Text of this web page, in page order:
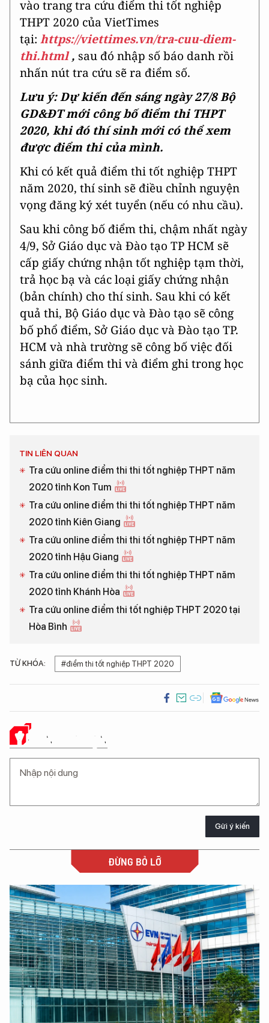
vào trang tra cứu điểm thi tốt nghiệp
THPT 2020 của VietTimes
tại: https://viettimes.vn/tra-cuu-diem-
thi.html, sau đó nhập số báo danh rồi
nhấn nút tra cứu sẽ ra điểm số.
Lưu ý: Dự kiến đến sáng ngày 27/8 Bộ
GD&ĐT mới công bố điểm thi THPT
2020, khi đó thí sinh mới có thể xem
được điểm thi của mình.
Khi có kết quả điểm thi tốt nghiệp THPT
năm 2020, thí sinh sẽ điều chỉnh nguyện
vọng đăng ký xét tuyển (nếu có nhu cầu).
Sau khi công bố điểm thi, chậm nhất ngày
4/9, Sở Giáo dục và Đào tạo TP HCM sẽ
cấp giấy chứng nhận tốt nghiệp tạm thời,
trả học bạ và các loại giấy chứng nhận
(bản chính) cho thí sinh. Sau khi có kết
quả thi, Bộ Giáo dục và Đào tạo sẽ công
bố phổ điểm, Sở Giáo dục và Đào tạo TP.
HCM và nhà trường sẽ công bố việc đối
sánh giữa điểm thi và điểm ghi trong học
bạ của học sinh.
TIN LIÊN QUAN
Tra cứu online điểm thi thi tốt nghiệp THPT năm
2020 tỉnh Kon Tum
Tra cứu online điểm thi thi tốt nghiệp THPT năm
2020 tỉnh Kiên Giang
Tra cứu online điểm thi thi tốt nghiệp THPT năm
2020 tỉnh Hậu Giang
Tra cứu online điểm thi thi tốt nghiệp THPT năm
2020 tỉnh Khánh Hòa
Tra cứu online điểm thi tốt nghiệp THPT 2020 tại
Hòa Bình
TỪ KHÓA: #điểm thi tốt nghiệp THPT 2020
Ý KIẾN CỦA BẠN
Gửi ý kiến
ĐỪNG BỎ LỠ